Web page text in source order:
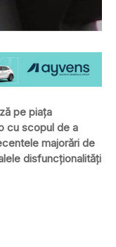
pe piaţa
cu scopul de a
majorări de
disfuncţionalităţi